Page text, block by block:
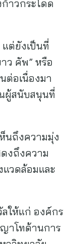
าวกระโดด
ต่ยังเป็นที่
ว คัพ” หรือ
ต่อเนื่องมา
ผู้สนับสนุนที่
นถึงความมุ่ง
งถึงความ
วดล้อมและ
ลให้แก่ องค์กร
าโทด้านการ